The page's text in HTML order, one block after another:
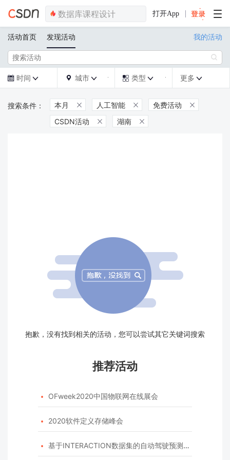
打开App
活动首页 发现活动 我的活动

 时间   城市   类型  更多 
本月  人工智能  免费活动 
CSDN活动  湖南 
抱歉，没有找到相关的活动，您可以尝试其它关键词搜索
推荐活动
 OFweek2020中国物联网在线展会
 2020软件定义存储峰会
 基于INTERACTION数据集的自动驾驶预测模型挑战赛